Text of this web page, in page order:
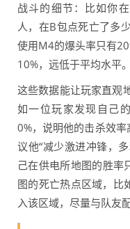
战斗的细节：比如你
人，在B包点死亡了多
使用M4的爆头率只有
10%，远低于平均水平。
这些数据能让玩家直观
如一位玩家发现自己
0%，说明他的击杀效
议他“减少激进冲锋，
己在供电所地图的胜率
图的死亡热点区域，比
入该区域，尽量与队友配